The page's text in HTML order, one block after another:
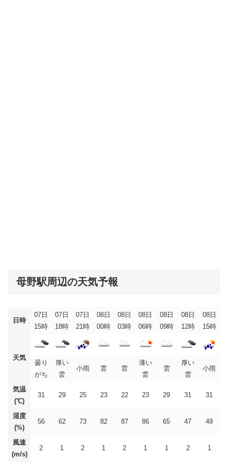
母野駅周辺の天気予報
日時
07日
15時
07日
18時
07日
21時
08日
00時
08日
03時
08日
06時
08日
09時
08日
12時
08日
15時
天気
曇り
がち
厚い
雲
小雨 雲 雲
薄い
雲
雲
厚い
雲
小雨
気温
(℃)
31 29 25 23 22 23 29 31 31
湿度
(%)
56 62 73 82 87 86 65 47 49
風速
(m/s)
2 1 2 1 2 1 1 2 1